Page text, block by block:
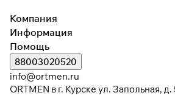
Компания
Информация
Помощь
88003020520
info@ortmen.ru
ORTMEN в г. Курске ул. Запольная,